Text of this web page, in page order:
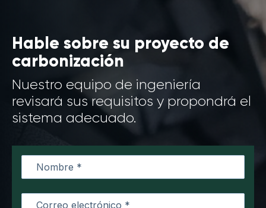
Hable sobre su proyecto de
carbonización
Nuestro equipo de ingeniería
revisará sus requisitos y propondrá el
sistema adecuado.